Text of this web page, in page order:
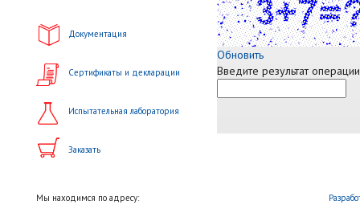
Документация
Сертификаты и декларации
Испытательная лаборатория
Заказать
Обновить
Введите результат
Мы находимся по адресу: